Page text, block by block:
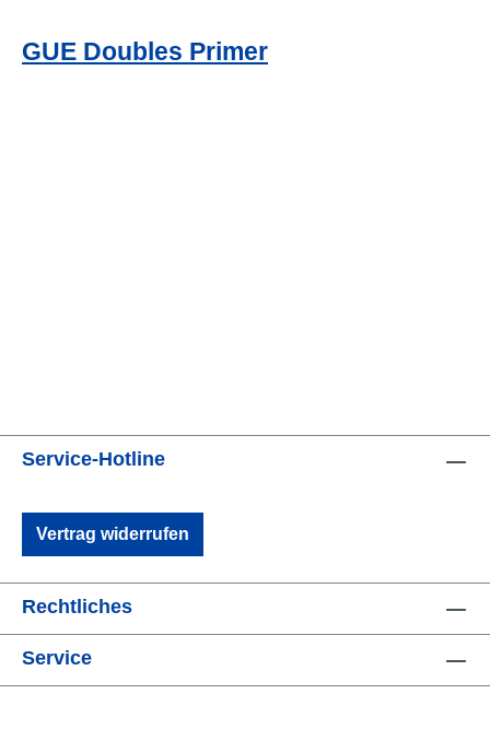
GUE Doubles Primer
Service-Hotline
Vertrag widerrufen
Rechtliches
Service